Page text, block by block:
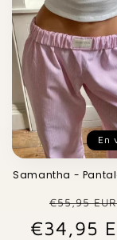
En
Samantha -
Prix
€55,95 EUR
€34,95